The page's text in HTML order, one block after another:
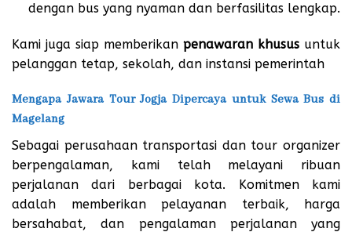
dengan bus yang nyaman dan berfasilitas lengkap.
Kami juga siap memberikan penawaran khusus untuk
pelanggan tetap, sekolah, dan instansi pemerintah
Mengapa Jawara Tour Jogja Dipercaya untuk Sewa Bus di
Magelang
Sebagai perusahaan transportasi dan tour organizer
berpengalaman, kami telah melayani ribuan
perjalanan dari berbagai kota. Komitmen kami
adalah memberikan pelayanan terbaik, harga
bersahabat, dan pengalaman perjalanan yang